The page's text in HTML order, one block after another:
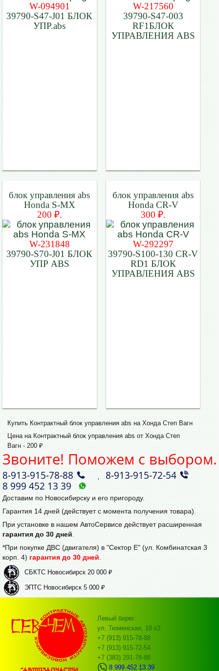
W-094901
39790-S47-J01 БЛОК
УПР.abs
W-217560
39790-S47-003
RF1БЛОК
УПРАВЛЕНИЯ ABS
блок управления abs
Honda S-MX
200 ₽.
W-231848
39790-S70-J01 БЛОК
УПР ABS
блок управления abs
Honda CR-V
300 ₽.
W-292297
39790-S100-130 CR-V
RD1 БЛОК
УПРАВЛЕНИЯ ABS
Купить Контрактный блок управления abs на Хонда Степ Вагн
Цена на Контрактный блок управления abs от Хонда Степ
Вагн - 200 ₽
Звоните! Поможем с выбором.
8‑913‑915‑78‑88 ,8‑913‑915‑72‑54
8 999 452 13 39
Доставим по Новосибирску и его пригороду.
Гарантия 14 дней (действует с момента получения товара).
При установке в нашем АвтоСервисе действует расширенная
гарантия до 30 дней.
*При покупке ДВС (двигателя) в "Сектор Е" (ул. Комбинатская 3
корп. 4)гарантия до 30 дней.
СБКТС Новосибирск 20 000 ₽
ЭПТС Новосибирск 5 000 ₽
Левый берег:
ул. Тюменская, 18 к3
+7 (913) 915-78-88
+7 (913) 915-72-54
+7 (383) 291-78-88
8 999 452 13 39